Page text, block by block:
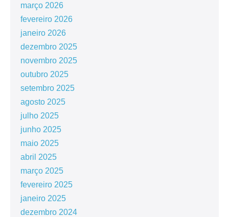
março 2026
fevereiro 2026
janeiro 2026
dezembro 2025
novembro 2025
outubro 2025
setembro 2025
agosto 2025
julho 2025
junho 2025
maio 2025
abril 2025
março 2025
fevereiro 2025
janeiro 2025
dezembro 2024